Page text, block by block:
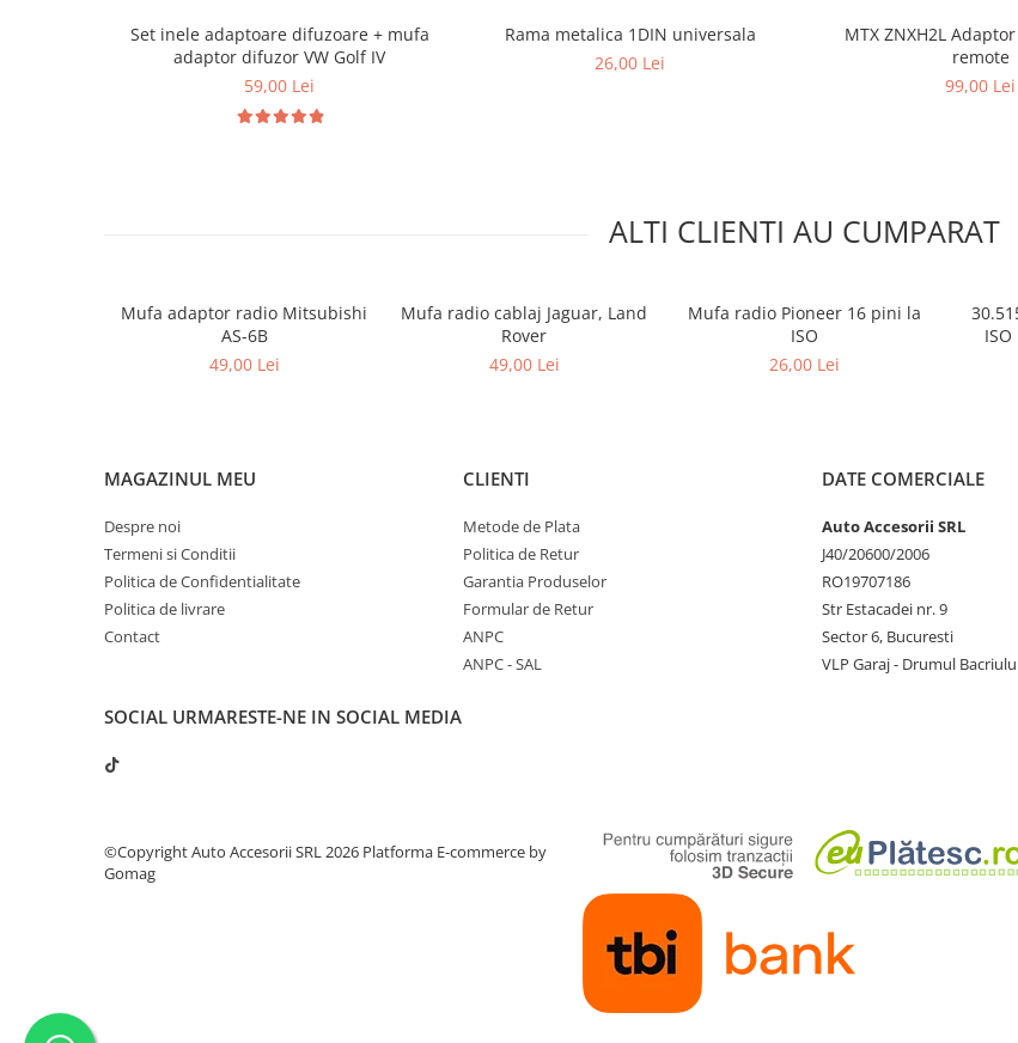
Set inele adaptoare difuzoare + mufa
adaptor difuzor VW Golf IV
59,00 Lei
Rama metalica 1DIN universala
26,00 Lei
MTX ZNXH2L
remote
99,00 Lei
ALTI CLIENTI AU CUMPARAT
Mufa adaptor radio Mitsubishi
AS-6B
49,00 Lei
Mufa radio cablaj Jaguar, Land
Rover
49,00 Lei
Mufa radio Pioneer 16 pini la
ISO
26,00 Lei
MAGAZINUL MEU
Despre noi
Termeni si Conditii
Politica de Confidentialitate
Politica de livrare
Contact
CLIENTI
Metode de Plata
Politica de Retur
Garantia Produselor
Formular de Retur
ANPC
ANPC - SAL
DATE COMERCIALE
Auto Accesorii SRL
J40/20600/2006
RO19707186
Str Estacadei nr. 9
Sector 6, Bucuresti
VLP Garaj - Drumul
SOCIAL URMARESTE-NE IN SOCIAL MEDIA
©Copyright Auto Accesorii SRL 2026 Platforma E-commerce by
Gomag